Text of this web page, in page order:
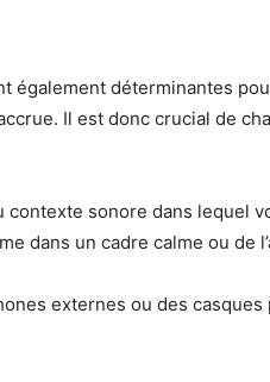
également déterminantes
Il est donc crucial de
sonore dans lequel
dans un cadre calme ou de
externes ou des